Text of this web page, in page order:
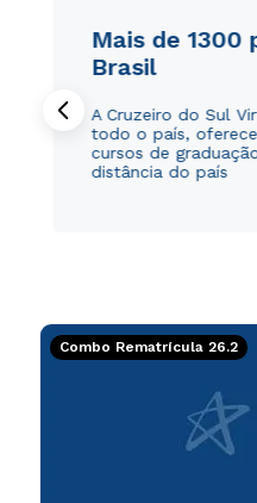
Mais de 1300
Brasil
A Cruzeiro do Sul
todo o país,
cursos de
distância do país
Combo Rematrícula 26.2